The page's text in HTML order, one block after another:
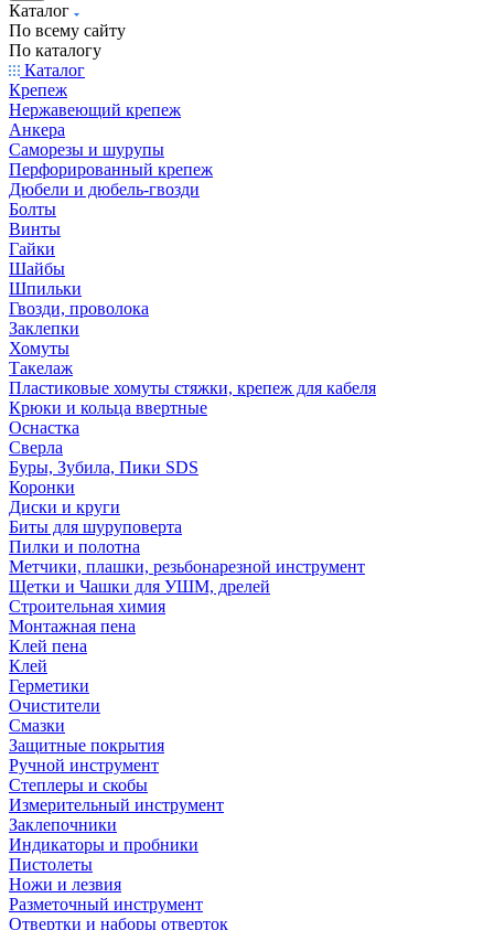
Каталог
По всему сайту
По каталогу
Каталог
Крепеж
Нержавеющий крепеж
Анкера
Саморезы и шурупы
Перфорированный крепеж
Дюбели и дюбель-гвозди
Болты
Винты
Гайки
Шайбы
Шпильки
Гвозди, проволока
Заклепки
Хомуты
Такелаж
Пластиковые хомуты стяжки, крепеж для кабеля
Крюки и кольца ввертные
Оснастка
Сверла
Буры, Зубила, Пики SDS
Коронки
Диски и круги
Биты для шуруповерта
Пилки и полотна
Метчики, плашки, резьбонарезной инструмент
Щетки и Чашки для УШМ, дрелей
Строительная химия
Монтажная пена
Клей пена
Клей
Герметики
Очистители
Смазки
Защитные покрытия
Ручной инструмент
Степлеры и скобы
Измерительный инструмент
Заклепочники
Индикаторы и пробники
Пистолеты
Ножи и лезвия
Разметочный инструмент
Отвертки и наборы отверток